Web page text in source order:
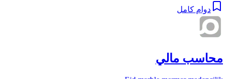
دوام كامل
محاسب مالي